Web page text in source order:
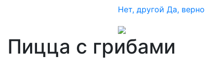
Нет, другой Да, верно
Пицца с грибами